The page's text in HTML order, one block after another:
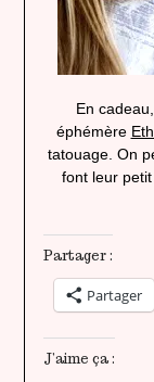
En
éphémère
tatouage. On
font leur
Partager :
Partager
J’aime ça :